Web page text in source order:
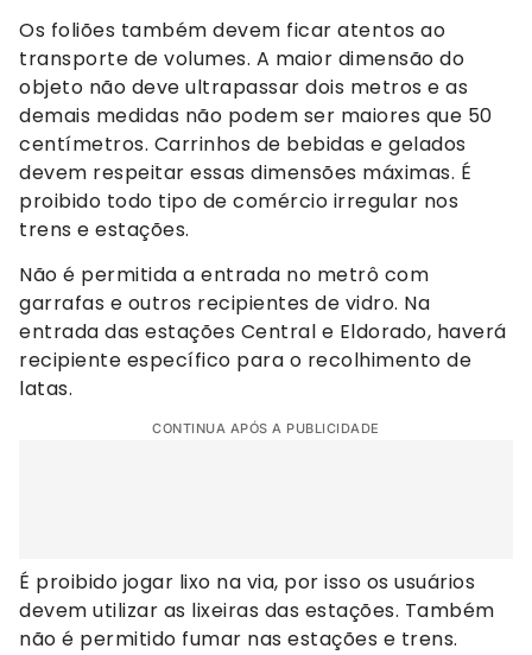
Os foliões também devem ficar atentos ao
transporte de volumes. A maior dimensão do
objeto não deve ultrapassar dois metros e as
demais medidas não podem ser maiores que 50
centímetros. Carrinhos de bebidas e gelados
devem respeitar essas dimensões máximas. É
proibido todo tipo de comércio irregular nos
trens e estações.
Não é permitida a entrada no metrô com
garrafas e outros recipientes de vidro. Na
entrada das estações Central e Eldorado, haverá
recipiente específico para o recolhimento de
latas.
CONTINUA APÓS A PUBLICIDADE
É proibido jogar lixo na via, por isso os usuários
devem utilizar as lixeiras das estações. Também
não é permitido fumar nas estações e trens.